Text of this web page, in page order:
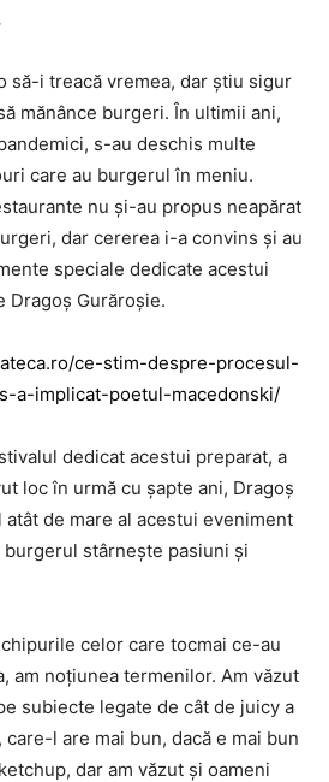
să-i treacă vremea, dar știu sigur
mănânce burgeri. În ultimii ani,
s-au deschis multe
care au burgerul în meniu.
nu și-au propus neapărat
dar cererea i-a convins și au
speciale dedicate acestui
Dragoș Gurăroșie.
ce-stim-despre-procesul-
a-implicat-poetul-macedonski/
dedicat acestui preparat, a
loc în urmă cu șapte ani, Dragoș
de mare al acestui eveniment
stârnește pasiuni și
celor care tocmai ce-au
am noțiunea termenilor. Am văzut
subiecte legate de cât de juicy a
l are mai bun, dacă e mai bun
dar am văzut și oameni